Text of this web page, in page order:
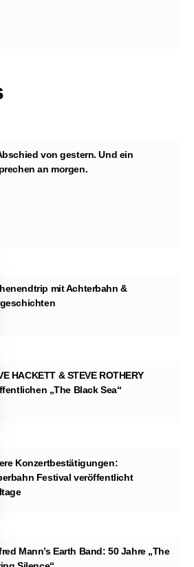
von gestern. Und ein
an morgen.
mit Achterbahn &
HACKETT & STEVE ROTHERY
„The Black Sea“
Konzertbestätigungen:
Festival veröffentlicht
Mann’s Earth Band: 50 Jahre „The